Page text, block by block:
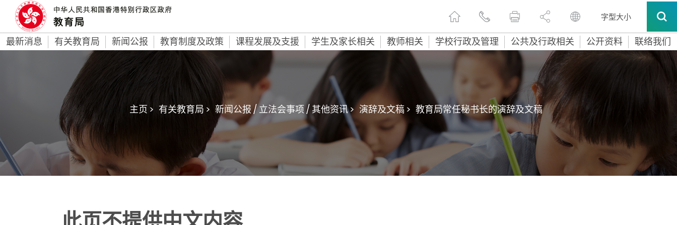
字型大小
最新消息 有关教育局 新闻公报 教育制度及政策 课程发展及支援 学生及家长相关 教师相关 学校行政及管理 公共及行政相关 公开资料 联络我们
主页 > 有关教育局 > 新闻公报 / 立法会事项 / 其他资讯 > 演辞及文稿 > 教育局常任秘书长的演辞及文稿